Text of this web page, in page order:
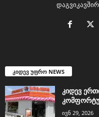
კიდევ უფრო NEWS
კიდევ
ივნ 29, 2026